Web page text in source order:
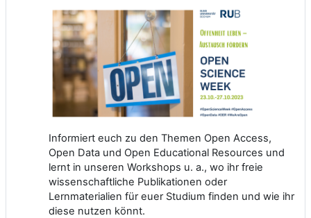
Informiert euch zu den Themen Open Access,
Open Data und Open Educational Resources und
lernt in unseren Workshops u. a., wo ihr freie
wissenschaftliche Publikationen oder
Lernmaterialien für euer Studium finden und wie ihr
diese nutzen könnt.